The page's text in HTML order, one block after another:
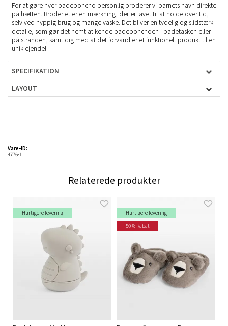
For at gøre hver badeponcho personlig broderer vi barnets navn direkte
på hætten. Broderiet er en mærkning, der er lavet til at holde over tid,
selv ved hyppig brug og mange vaske. Det bliver en tydelig og slidstærk
detalje, som gør det nemt at kende badeponchoen i badetasken eller
på stranden, samtidig med at det forvandler et funktionelt produkt til en
unik ejendel.
SPECIFIKATION
LAYOUT
Vare-ID:
4776-1
Relaterede produkter
Hurtigere levering
Hurtigere levering
50% Rabat